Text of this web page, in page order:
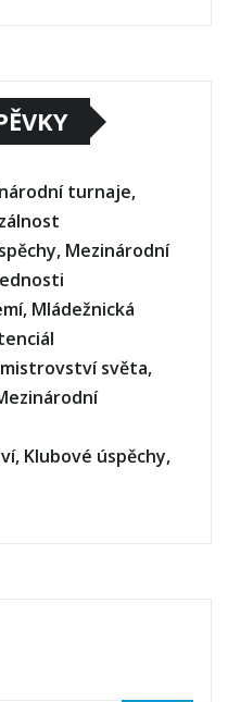
turnaje,
Mezinárodní
Mládežnická
světa,
Klubové úspěchy,